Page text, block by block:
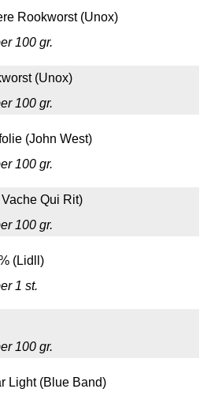
Rookworst (Unox)
100 gr.
(Unox)
100 gr.
(John West)
100 gr.
Qui Rit)
100 gr.
(Lidll)
1 st.
100 gr.
Light (Blue Band)